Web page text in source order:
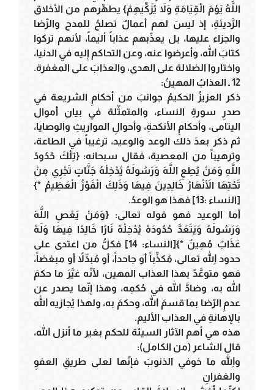
اللَّهُ يَوْمَ الْقِيَامَةِ وَلاَ يُزَكِّيهِمْ} يطهِّرهم من الأخلاق
الرَّديئةِ، إذ ليسَ لهم أعمالٌ تصلحُ للمدح والرِّضا
والجزاء عليها، بل يعذّبهم عذاباً أليماً، لأنهم تركوا
كتابَ الله، وأعرضوا عنه، وعن التحاكم إليه في الدنيا،
واختاروا الضلالة على الهدى، والعذابَ على المغفرة.
12 ـ العذابُ المهينُ:
ذكر العزيزُ الحكيمُ جوانبَ من أحكامِ الشريعة في
صدرِ سورةِ النساء، والمتمثّلة في بيان أموال
اليتامى، وأحكامِ الأنكحةِ، وأحوالِ المواريثِ والوصايا،
ثم ذكر بعدَ ذلك الوعد والوعيد، ترغيباً في الطاعة،
وترهيباً من المعصية، فقال سبحانه: {تِلْكَ حُدُودُ
اللَّهِ وَمَنْ يُطِعِ اللَّهَ وَرَسُولَهُ يُدْخِلْهُ جَنَّاتٍ تَجْرِي مِنْ
تَحْتِهَا الأَنْهَارُ خَالِدِينَ فِيهَا وَذَلِكَ الْفَوْزُ الْعَظِيمُ *}
[النساء :13] فهذا هو الوعدُ.
أما الوعيد فهو قوله تعالى: {وَمَنْ يَعْصِ اللَّهَ
وَرَسُولَهُ وَيَتَعَدَّ حُدُودَهُ يُدْخِلْهُ نَارًا خَالِدًا فِيهَا وَلَهُ
عَذَابٌ مُهِينٌ *}[النساء: 14] فكلُّ من اعتدى على
حدود اللهِ تعالى، مُكذِّباً أو جاحداً، أو مُبدِّلاً أو مبغضاً،
فهو متوعَّدٌ بهذا العذاب المهين، لأنّه غيَّرَ ما حكمَ
الله به، وضادَّ الله في حُكمِه، وهذا إنّما يصدر عن
عدمِ الرّضا بما قسمَ الله، وحكمَ به، ولهذا يُجازيه الله
بالإهانةِ في العذاب الأليم.
هذه هي أهم الآثار السيئة للحكم بغير ما أنزل الله،
قال الشاعر (من الكامل):
واللهِ ما خوفي الذنوبَ فإنّها لعلى طريقِ العفوِ
والغفرانِ